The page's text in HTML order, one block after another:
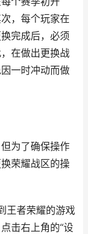
，每个玩家在
完成后，必须
在做出更换战
一时冲动而做
为了确保操作
荣耀战区的操
王者荣耀的游戏
击右上角的“设